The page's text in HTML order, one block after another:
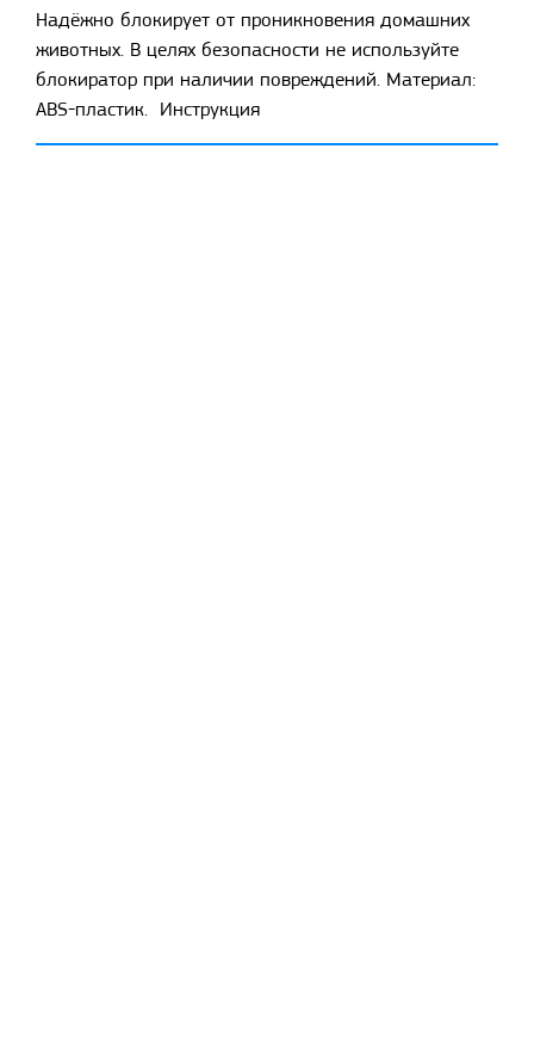
Надёжно блокирует от проникновения домашних
животных. В целях безопасности не используйте
блокиратор при наличии повреждений. Материал:
ABS-пластик. Инструкция